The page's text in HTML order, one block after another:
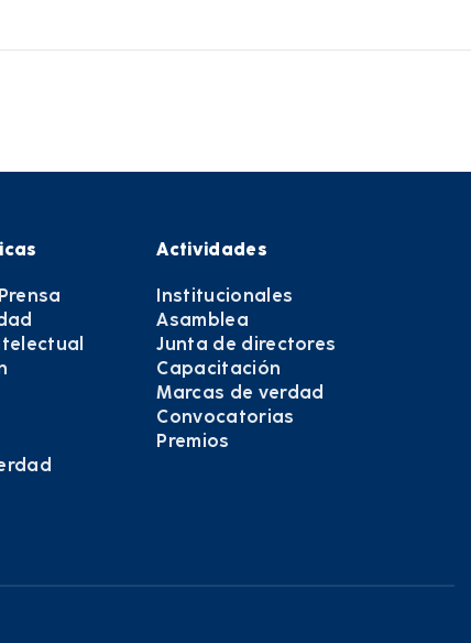
Actividades
Institucionales
Asamblea
Junta de directores
Capacitación
Marcas de verdad
Convocatorias
Premios